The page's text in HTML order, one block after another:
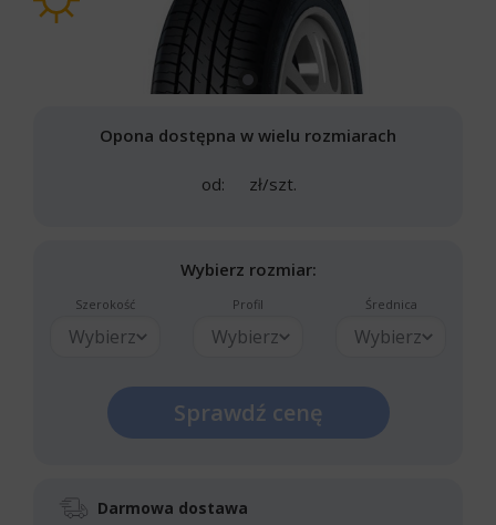
Opona dostępna w wielu rozmiarach
od: zł/szt.
Wybierz rozmiar:
Szerokość
Wybierz
Profil
Wybierz
Średnica
Wybierz
Sprawdź cenę
Darmowa dostawa